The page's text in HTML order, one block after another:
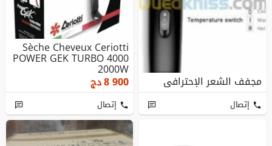
مجفف الشعر الإحترافي
إتصال
Sèche Cheveux Ceriotti
POWER GEK TURBO 4000
2000W
8 900دج
إتصال